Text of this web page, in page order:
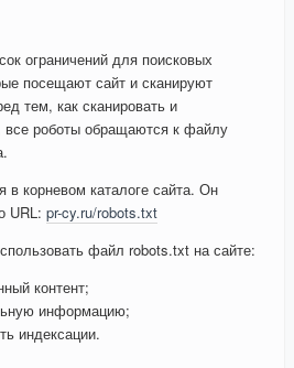
ограничений для поисковых
посещают сайт и сканируют
тем, как сканировать и
все роботы обращаются к файлу
корневом каталоге сайта. Он
URL: pr-cy.ru/robots.txt
файл robots.txt на сайте:
контент;
информацию;
индексации.